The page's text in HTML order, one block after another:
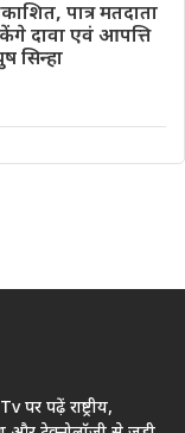
पात्र मतदाता
दावा एवं आपत्ति
आयुष सिन्हा
पर पढ़ें राष्ट्रीय,